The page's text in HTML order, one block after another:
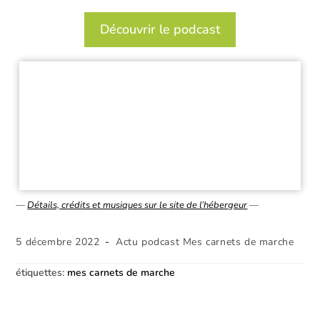
Découvrir le podcast
—Détails, crédits et musiques sur le site de l’hébergeur—
Publication
5 décembre 2022
Post
Actu podcast Mes carnets de marche
étiquettes: mes carnets de marche